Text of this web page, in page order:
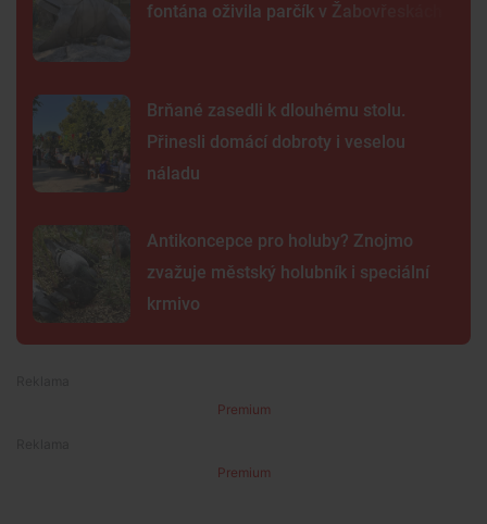
fontána oživila parčík v Žabovřeskách
Brňané zasedli k dlouhému stolu.
Přinesli domácí dobroty i veselou
náladu
Antikoncepce pro holuby? Znojmo
zvažuje městský holubník i speciální
krmivo
Premium
Premium